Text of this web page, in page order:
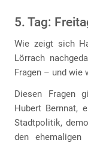
5. Tag:
Wie zeigt sich
Lörrach
Fragen – und wie
Diesen Fragen
Hubert Bernnat,
Stadtpolitik,
den ehemaligen